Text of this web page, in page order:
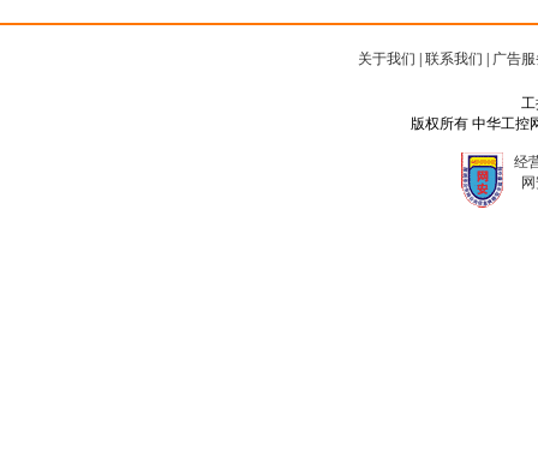
关于我们 联系我们 广告
工
版权所有 中华工控
经